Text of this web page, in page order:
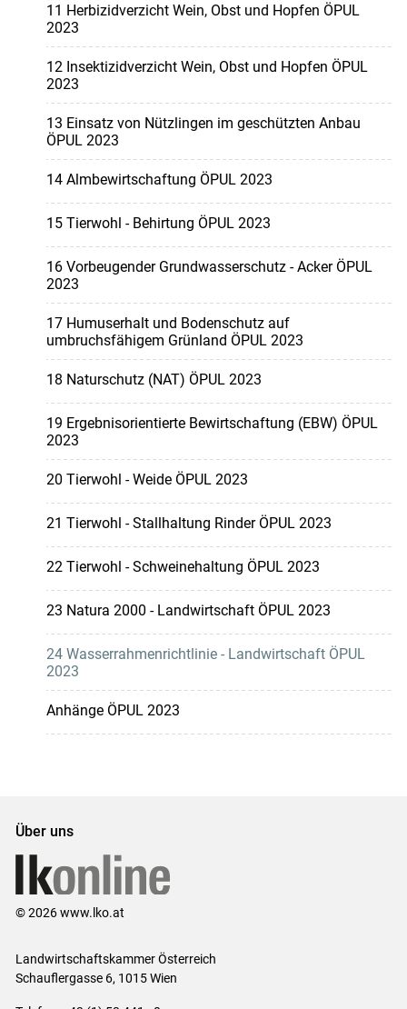
11 Herbizidverzicht Wein, Obst und Hopfen ÖPUL
2023
12 Insektizidverzicht Wein, Obst und Hopfen ÖPUL
2023
13 Einsatz von Nützlingen im geschützten Anbau
ÖPUL 2023
14 Almbewirtschaftung ÖPUL 2023
15 Tierwohl - Behirtung ÖPUL 2023
16 Vorbeugender Grundwasserschutz - Acker ÖPUL
2023
17 Humuserhalt und Bodenschutz auf
umbruchsfähigem Grünland ÖPUL 2023
18 Naturschutz (NAT) ÖPUL 2023
19 Ergebnisorientierte Bewirtschaftung (EBW) ÖPUL
2023
20 Tierwohl - Weide ÖPUL 2023
21 Tierwohl - Stallhaltung Rinder ÖPUL 2023
22 Tierwohl - Schweinehaltung ÖPUL 2023
23 Natura 2000 - Landwirtschaft ÖPUL 2023
24 Wasserrahmenrichtlinie - Landwirtschaft ÖPUL
2023
Anhänge ÖPUL 2023
Über uns
© 2026 www.lko.at
Landwirtschaftskammer Österreich
Schauflergasse 6, 1015 Wien